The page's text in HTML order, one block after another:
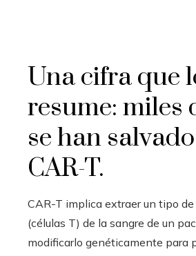
Una cifra que
resume: miles
se han
CAR-T.
CAR-T implica extraer un tipo
(células T) de la sangre de un
modificarlo genéticamente para